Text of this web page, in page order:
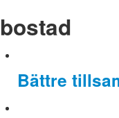
bostad
Bättre